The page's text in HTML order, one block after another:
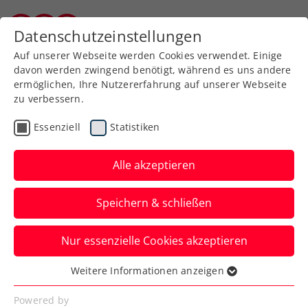
Zurück zur Newsübersicht
Turniere
Generali Open Kitzbühel:
Misolic im Achtelfinale
gestoppt
Die Hoffnung auf einen Heimsieg beim
ATP-Turnier in Tirol erfüllt sich im Einzel
nicht, lebt aber im Doppel noch.
Verfasst von: Presseaussendung / Redaktion, 23.07.2025
Datenschutzeinstellungen
Auf unserer Webseite werden Cookies verwendet. Einige
davon werden zwingend benötigt, während es uns andere
ermöglichen, Ihre Nutzererfahrung auf unserer Webseite
zu verbessern.
Essenziell Statistiken
Alle akzeptieren
Speichern & schließen
Nur essenzielle Cookies akzeptieren
Essenziell
Essenzielle Cookies werden für grundlegende
Weitere Informationen anzeigen
Powered by